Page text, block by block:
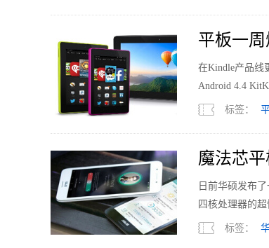
平板一
在Kindle产品线
Android 4.4
标签：
魔法芯平
日前华硕发布
四核处理器的
标签：